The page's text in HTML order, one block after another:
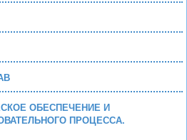
ОБЕСПЕЧЕНИЕ И
ПРОЦЕССА.